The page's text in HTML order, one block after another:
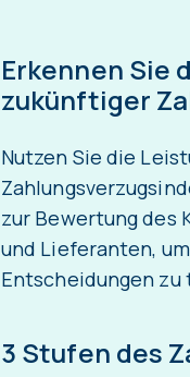
Erkennen Sie
zukünftiger
Nutzen Sie die
zur Bewertung des
und Lieferanten,
Entscheidungen zu
3 Stufen des